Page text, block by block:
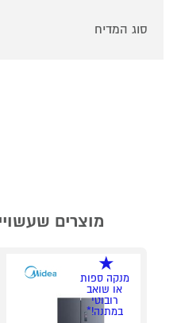
סוג המדיח
מוצרים
מנקה ספות
או שואב
רובוטי
במתנה!*